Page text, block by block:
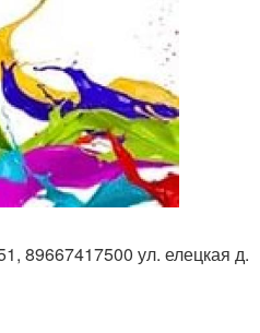
89667417500 ул. елецкая д.